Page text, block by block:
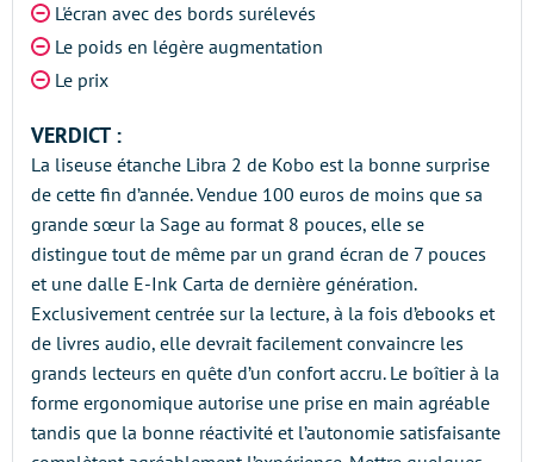
L'écran avec des bords surélevés
Le poids en légère augmentation
Le prix
VERDICT :
La liseuse étanche Libra 2 de Kobo est la bonne surprise
de cette fin d’année. Vendue 100 euros de moins que sa
grande sœur la Sage au format 8 pouces, elle se
distingue tout de même par un grand écran de 7 pouces
et une dalle E-Ink Carta de dernière génération.
Exclusivement centrée sur la lecture, à la fois d’ebooks et
de livres audio, elle devrait facilement convaincre les
grands lecteurs en quête d’un confort accru. Le boîtier à la
forme ergonomique autorise une prise en main agréable
tandis que la bonne réactivité et l’autonomie satisfaisante